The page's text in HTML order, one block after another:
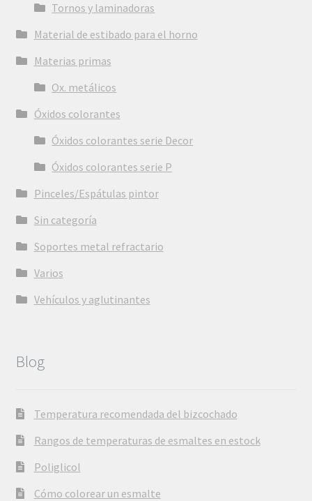
Tornos y laminadoras
Material de estibado para el horno
Materias primas
Ox. metálicos
Óxidos colorantes
Óxidos colorantes serie Decor
Óxidos colorantes serie P
Pinceles/Espátulas pintor
Sin categoría
Soportes metal refractario
Varios
Vehículos y aglutinantes
Blog
Temperatura recomendada del bizcochado
Rangos de temperaturas de esmaltes en estock
Poliglicol
Cómo colorear un esmalte